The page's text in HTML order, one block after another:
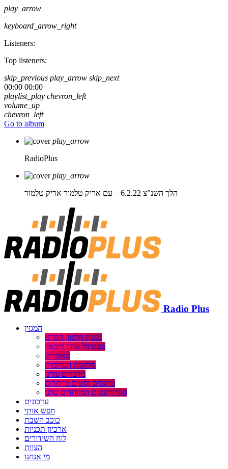
play_arrow
keyboard_arrow_right
Listeners:
Top listeners:
skip_previous play_arrow skip_next
00:00 00:00
playlist_play chevron_left
volume_up
chevron_left
Go to album
play_arrow
RadioPlus
play_arrow
הלך השנ”צ 6.2.22 – עם אריק טלמור
אריק טלמור
Radio Plus
המגזין
גבעת חלפון, הסרט
פסטיבל שירי דיכאון
מאמרים
מלחמת העולמות
מדברים עלינו
מיקסים וסטים מיוחדים
הפרוייקטים המיוחדים שלנו
עדכונים
חפש אותי
כוכב השבת
ארכיון תכניות
לוח השידורים
הצוות
מי אנחנו